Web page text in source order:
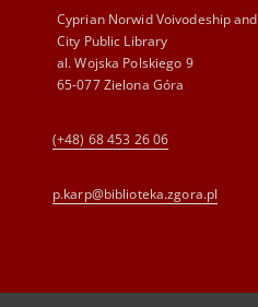
Cyprian Norwid Voivodeship and
City Public Library
al. Wojska Polskiego 9
65-077 Zielona Góra
(+48) 68 453 26 06
p.karp@biblioteka.zgora.pl